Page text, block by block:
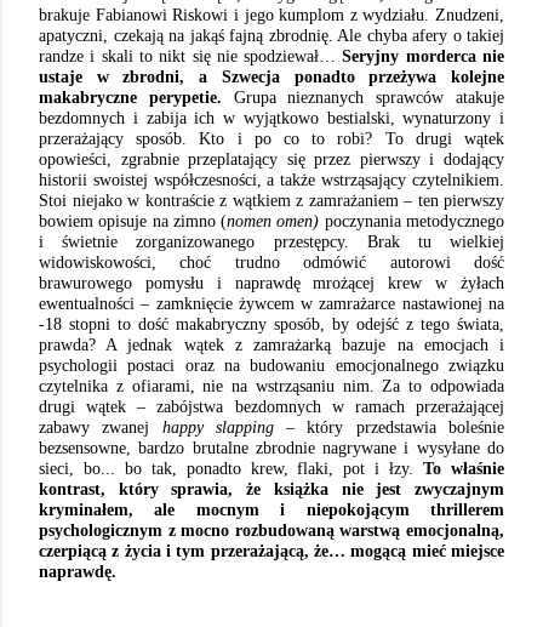
brakuje Fabianowi Riskowi i jego kumplom z wydziału. Znudzeni,
apatyczni, czekają na jakąś fajną zbrodnię. Ale chyba afery o takiej
randze i skali to nikt się nie spodziewał…Seryjny morderca nie
ustaje w zbrodni, a Szwecja ponadto przeżywa kolejne
makabryczne perypetie. Grupa nieznanych sprawców atakuje
bezdomnych i zabija ich w wyjątkowo bestialski, wynaturzony i
przerażający sposób. Kto i po co to robi? To drugi wątek
opowieści, zgrabnie przeplatający się przez pierwszy i dodający
historii swoistej współczesności, a także wstrząsający czytelnikiem.
Stoi niejako w kontraście z wątkiem z zamrażaniem – ten pierwszy
bowiem opisuje na zimno (nomen omen) poczynania metodycznego
i świetnie zorganizowanego przestępcy. Brak tu wielkiej
widowiskowości, choć trudno odmówić autorowi dość
brawurowego pomysłu i naprawdę mrożącej krew w żyłach
ewentualności – zamknięcie żywcem w zamrażarce nastawionej na
-18 stopni to dość makabryczny sposób, by odejść z tego świata,
prawda? A jednak wątek z zamrażarką bazuje na emocjach i
psychologii postaci oraz na budowaniu emocjonalnego związku
czytelnika z ofiarami, nie na wstrząsaniu nim. Za to odpowiada
drugi wątek – zabójstwa bezdomnych w ramach przerażającej
zabawy zwanej happy slapping– który przedstawia boleśnie
bezsensowne, bardzo brutalne zbrodnienagrywane i wysyłane do
sieci, bo... bo tak, ponadto krew, flaki, pot i łzy.To właśnie
kontrast, który sprawia, że książka nie jest zwyczajnym
kryminałem, ale mocnym i niepokojącym thrillerem
psychologicznym z mocno rozbudowaną warstwą emocjonalną,
czerpiącą z życia i tym przerażającą, że… mogącą mieć miejsce
naprawdę.